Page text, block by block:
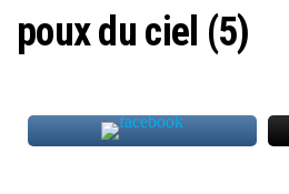
poux du ciel (5)